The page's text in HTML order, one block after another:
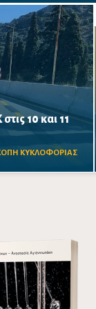
10 και 11
ΚΥΚΛΟΦΟΡΙΑΣ
Αγίου
Ξηροποτάμου,
όγκων.